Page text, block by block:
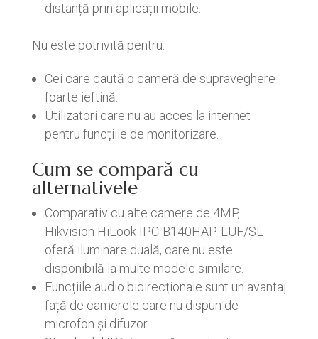
distanță prin aplicații mobile.
Nu este potrivită pentru:
Cei care caută o cameră de supraveghere
foarte ieftină.
Utilizatori care nu au acces la internet
pentru funcțiile de monitorizare.
Cum se compară cu
alternativele
Comparativ cu alte camere de 4MP,
Hikvision HiLook IPC-B140HAP-LUF/SL
oferă iluminare duală, care nu este
disponibilă la multe modele similare.
Funcțiile audio bidirecționale sunt un avantaj
față de camerele care nu dispun de
microfon și difuzor.